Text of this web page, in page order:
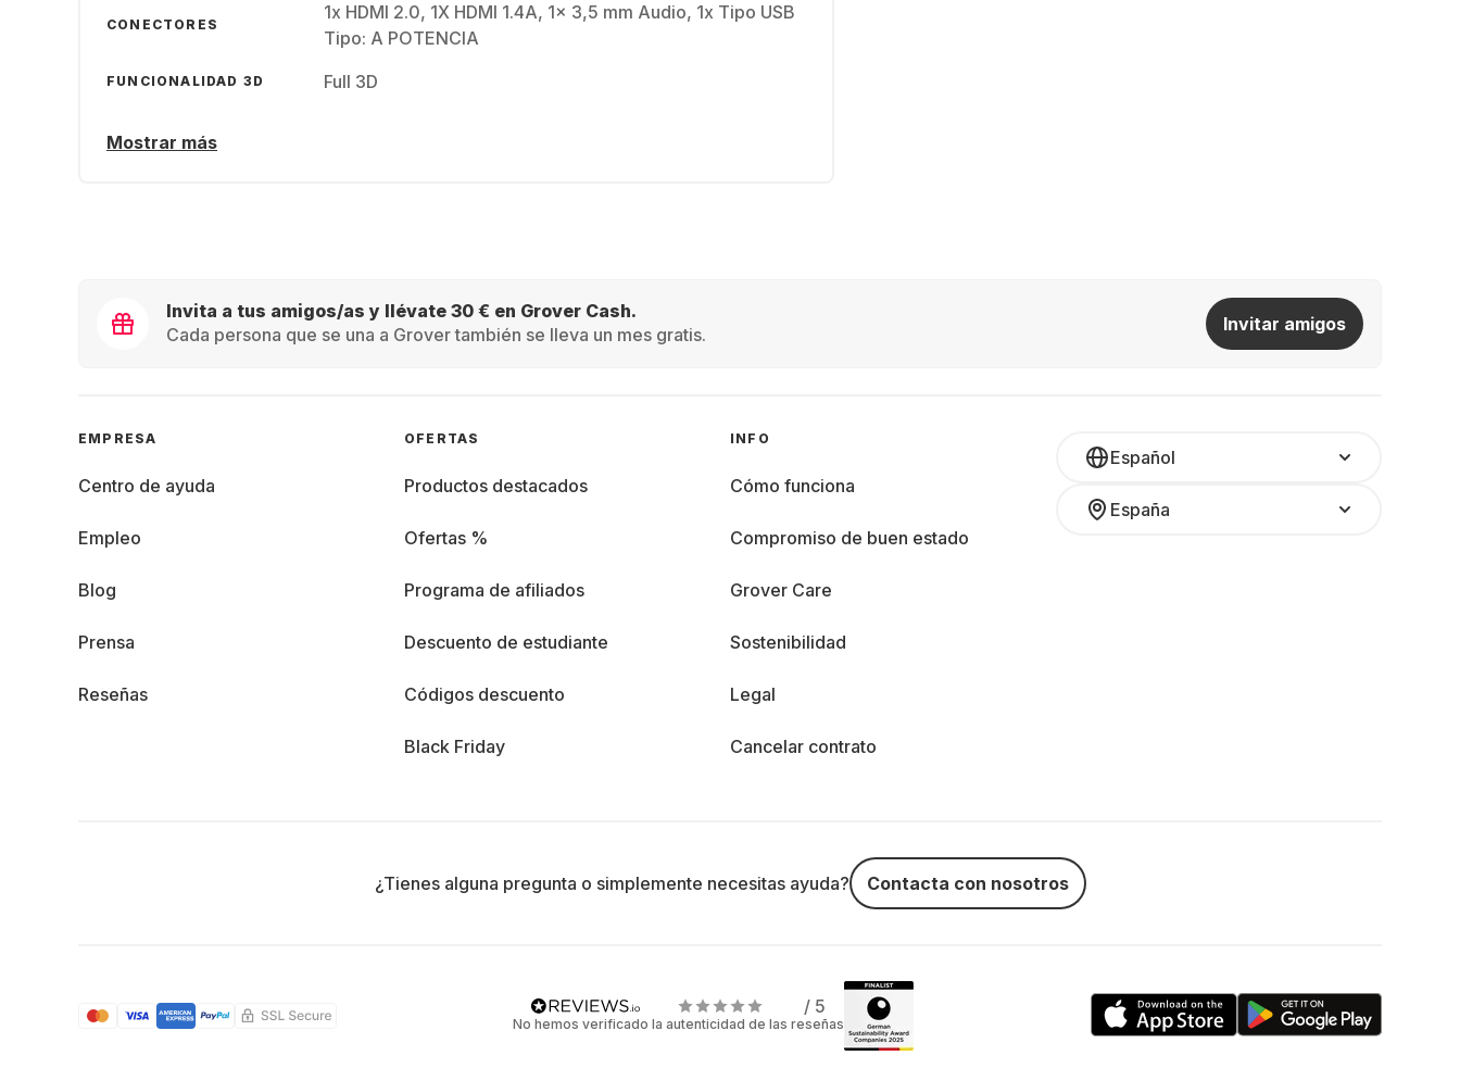
CONECTORES
1x HDMI 2.0, 1X HDMI 1.4A, 1x 3,5 mm Audio, 1x Tipo USB
Tipo: A POTENCIA
FUNCIONALIDAD 3D Full 3D
Mostrar más
Invita a tus amigos/as y llévate 30 € en Grover Cash.
Cada persona que se una a Grover también se lleva un mes gratis.
Invitar amigos
Español
España
EMPRESA
Centro de ayuda
Empleo
Blog
Prensa
Reseñas
OFERTAS
Productos destacados
Ofertas %
Programa de afiliados
Descuento de estudiante
Códigos descuento
Black Friday
INFO
Cómo funciona
Compromiso de buen estado
Grover Care
Sostenibilidad
Legal
Cancelar contrato
¿Tienes alguna pregunta o simplemente necesitas ayuda? Contacta con nosotros
/ 5
No hemos verificado la autenticidad de las reseñas